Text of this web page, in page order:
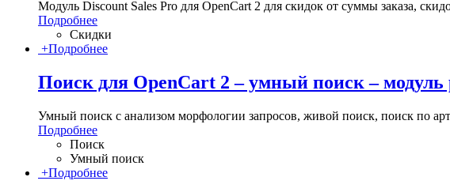
Модуль Discount Sales Pro для OpenCart 2 для скидок от суммы заказа,
Подробнее
Скидки
+Подробнее
Поиск для OpenCart 2 – умный поиск – модуль
Умный поиск с анализом морфологии запросов, живой поиск, поиск по
Подробнее
Поиск
Умный поиск
+Подробнее